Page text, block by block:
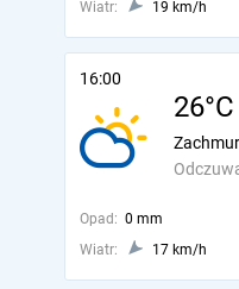
Wiatr:
19 km/h
16:00
26°C
Opad: 0 mm
Wiatr:
17 km/h